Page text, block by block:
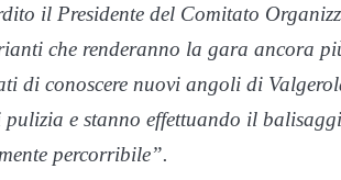
il Presidente del Comitato
che renderanno la gara ancora
di conoscere nuovi angoli di
e stanno effettuando il
percorribile”.